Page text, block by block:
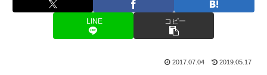
LINE コピー
2017.07.04 2019.05.17